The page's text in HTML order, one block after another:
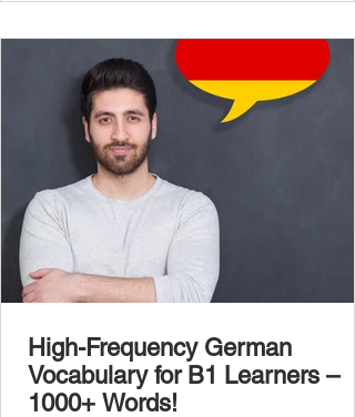
1,000 entirely new high-frequency German
words , none of w
High-Frequency German
Vocabulary for B1 Learners –
1000+ Words!